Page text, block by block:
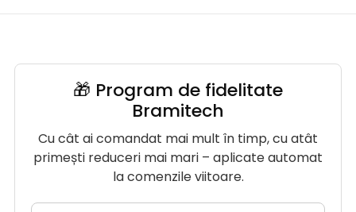
🎁 Program de fidelitate
Bramitech
Cu cât ai comandat mai mult în timp, cu atât
primești reduceri mai mari – aplicate automat
la comenzile viitoare.